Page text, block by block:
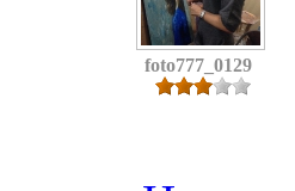
foto777_0129